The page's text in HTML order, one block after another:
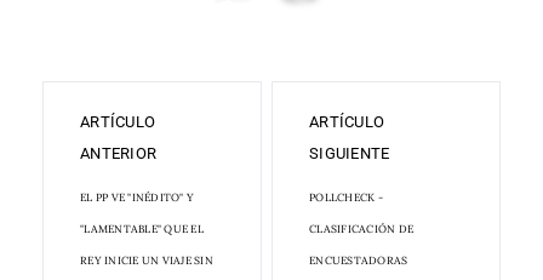
ARTÍCULO
ANTERIOR
EL PP VE "INÉDITO" Y
"LAMENTABLE" QUE EL
REY INICIE UN VIAJE SIN
ARTÍCULO
SIGUIENTE
POLLCHECK -
CLASIFICACIÓN DE
ENCUESTADORAS